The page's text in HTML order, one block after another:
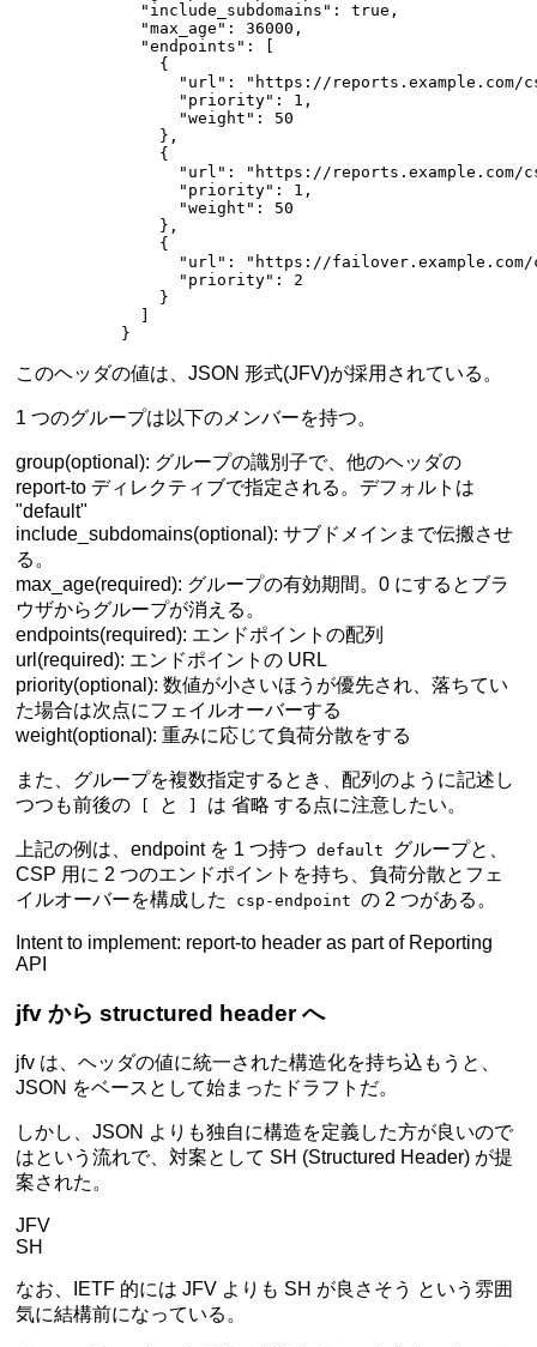
             "include_subdomains"
: true ,
             "max_age"
: 36000 ,
             "endpoints"
: [
               {
                 "url"
:
"https://reports.example.com/
                 "priority"
: 1 ,
                 "weight"
: 50
               },
               {
                 "url"
:
"https://reports.example.com/
                 "priority"
: 1 ,
                 "weight"
: 50
               },
               {
                 "url"
:
"https://failover.example.com/
                 "priority"
: 2
               }
           }
このヘッダの値は、JSON 形式(JFV)が採用されている。
1 つのグループは以下のメンバーを持つ。
group(optional): グループの識別子で、他のヘッダの
report-to ディレクティブで指定される。デフォルトは
"default"
include_subdomains(optional): サブドメインまで伝搬させ
る。
max_age(required): グループの有効期間。0 にするとブラ
ウザからグループが消える。
endpoints(required): エンドポイントの配列
url(required): エンドポイントの URL
priority(optional): 数値が小さいほうが優先され、落ちてい
た場合は次点にフェイルオーバーする
weight(optional): 重みに応じて負荷分散をする
また、グループを複数指定するとき、配列のように記述し
つつも前後の
と は省略 する点に注意したい。
上記の例は、endpoint を 1 つ持つ default
グループと、
CSP 用に 2 つのエンドポイントを持ち、負荷分散とフェ
イルオーバーを構成した
csp-endpoint の 2 つがある。
Intent to implement: report-to header as part of Reporting
API
jfv から structured header へ
jfv は、ヘッダの値に統一された構造化を持ち込もうと、
JSON をベースとして始まったドラフトだ。
しかし、JSON よりも独自に構造を定義した方が良いので
はという流れで、対案として SH (Structured Header) が提
案された。
JFV
SH
なお、IETF 的にはJFV よりも SH が良さそう という雰囲
気に結構前になっている。